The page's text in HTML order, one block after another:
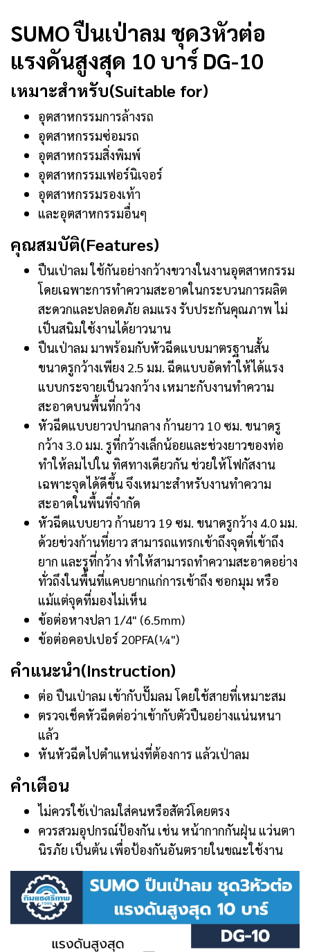
SUMO ปืนเป่าลม ชุด3หัวต่อ
แรงดันสูงสุด 10 บาร์ DG-10
เหมาะสำหรับ(Suitable for)
อุตสาหกรรมการล้างรถ
อุตสาหกรรมซ่อมรถ
อุตสาหกรรมสิ่งพิมพ์
อุตสาหกรรมเฟอร์นิเจอร์
อุตสาหกรรมรองเท้า
และอุตสาหกรรมอื่นๆ
คุณสมบัติ(Features)
ปืนเป่าลม ใช้กันอย่างกว้างขวางในงานอุตสาหกรรม
โดยเฉพาะการทำความสะอาดในกระบวนการผลิต
สะดวกและปลอดภัย ลมแรง รับประกันคุณภาพ ไม่
เป็นสนิมใช้งานได้ยาวนาน
ปืนเป่าลม มาพร้อมกับหัวฉีดแบบมาตรฐานสั้น
ขนาดรูกว้างเพียง 2.5 มม. ฉีดแบบอัดทำให้ได้แรง
แบบกระจายเป็นวงกว้าง เหมาะกับงานทำความ
สะอาดบนพื้นที่กว้าง
หัวฉีดแบบยาวปานกลาง ก้านยาว 10 ซม. ขนาดรู
กว้าง 3.0 มม. รูที่กว้างเล็กน้อยและช่วงยาวของท่อ
ทำให้ลมไปใน ทิศทางเดียวกัน ช่วยให้โฟกัสงาน
เฉพาะจุดได้ดีขึ้น จึงเหมาะสำหรับงานทำความ
สะอาดในพื้นที่จำกัด
หัวฉีดแบบยาว ก้านยาว 19 ซม. ขนาดรูกว้าง 4.0 มม.
ด้วยช่วงก้านที่ยาว สามารถแทรกเข้าถึงจุดที่เข้าถึง
ยาก และรูที่กว้าง ทำให้สามารถทำความสะอาดอย่าง
ทั่วถึงในพื้นที่แคบยากแก่การเข้าถึง ซอกมุม หรือ
แม้แต่จุดที่มองไม่เห็น
ข้อต่อหางปลา 1/4" (6.5mm)
ข้อต่อคอปเปอร์ 20PFA(¼")
คำแนะนำ(Instruction)
ต่อ ปืนเป่าลม เข้ากับปั๊มลม โดยใช้สายที่เหมาะสม
ตรวจเช็คหัวฉีดต่อว่าเข้ากับตัวปืนอย่างแน่นหนา
แล้ว
หันหัวฉีดไปตำแหน่งที่ต้องการ แล้วเป่าลม
คำเตือน
ไม่ควรใช้เป่าลมใส่คนหรือสัตว์โดยตรง
ควรสวมอุปกรณ์ป้องกัน เช่น หน้ากากกันฝุ่น แว่นตา
นิรภัย เป็นต้น เพื่อป้องกันอันตรายในขณะใช้งาน